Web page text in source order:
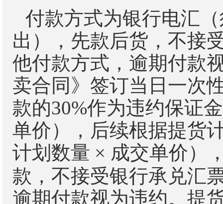
付款方式为银行电汇
出），先款后货， 不接
他付款方式，逾期付款
卖合同》签订当日一次
款的30%作为违约保证金
单价）， 后续根据提货
计划 数量 × 成交单价）
款， 不接受银行承兑汇
逾期付款视为违约。 提